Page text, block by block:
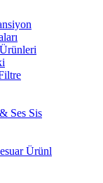
Ses Sis
Ürünl